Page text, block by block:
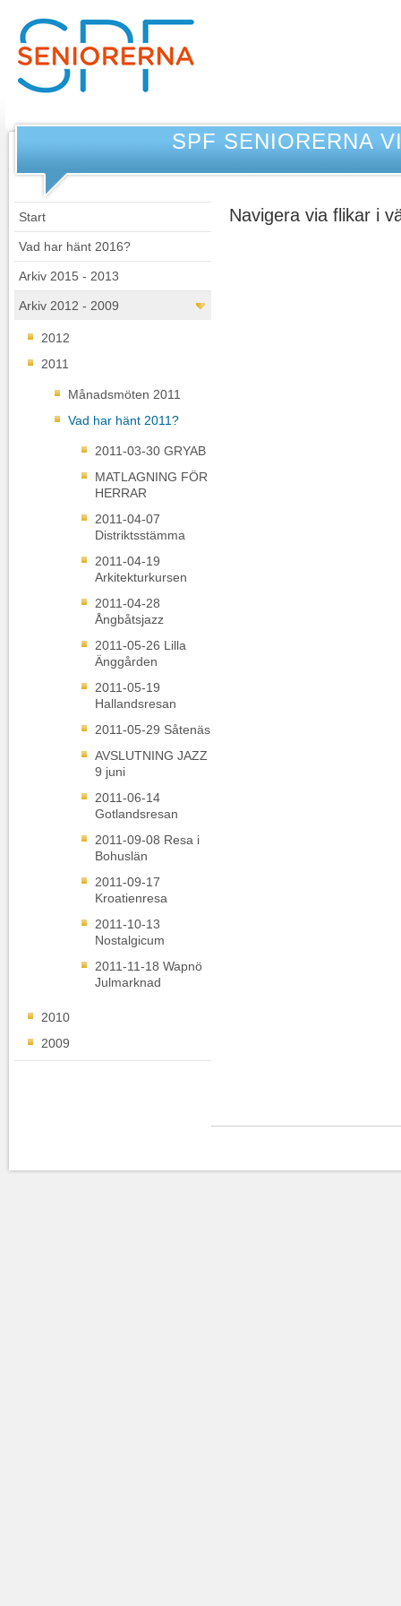
SPF SENIORERNA
Start
Vad har hänt 2016?
Arkiv 2015 - 2013
Arkiv 2012 - 2009
2012
2011
Månadsmöten 2011
Vad har hänt 2011?
2011-03-30 GRYAB
MATLAGNING FÖR
HERRAR
2011-04-07
Distriktsstämma
2011-04-19
Arkitekturkursen
2011-04-28
Ångbåtsjazz
2011-05-26 Lilla
Änggården
2011-05-19
Hallandsresan
2011-05-29 Såtenäs
AVSLUTNING JAZZ
9 juni
2011-06-14
Gotlandsresan
2011-09-08 Resa i
Bohuslän
2011-09-17
Kroatienresa
2011-10-13
Nostalgicum
2011-11-18 Wapnö
Julmarknad
2010
2009
Navigera via flikar i